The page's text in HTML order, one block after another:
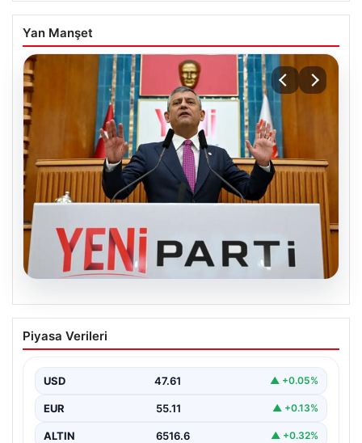
Yan Manşet
Özgür Özel’den Türkiye’nin Tüm
Demokratlarına Yeni Parti Çağrısı
Meclis’teki ilk grup toplantısında önemli mesajlar verdi.
Piyasa Verileri
USD 47.61 ▲ +0.05%
EUR 55.11 ▲ +0.13%
ALTIN 6516.6 ▲ +0.32%